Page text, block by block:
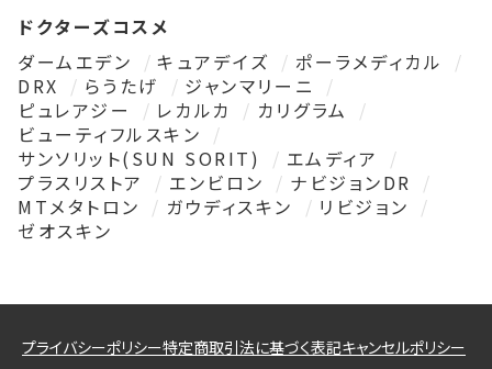
ドクターズコスメ
ダームエデン
キュアデイズ
ポーラメディカル
DRX
らうたげ
ジャンマリーニ
ピュレアジー
レカルカ
カリグラム
ビューティフルスキン
サンソリット(SUN SORIT)
エムディア
プラスリストア
エンビロン
ナビジョンDR
MTメタトロン
ガウディスキン
リビジョン
ゼオスキン
プライバシーポリシー特定商取引法に基づく表記キャンセルポリシー